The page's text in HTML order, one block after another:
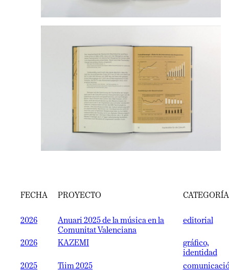
FECHA PROYECTO CATEGORÍA
2026
Anuari 2025 de la música en la
Comunitat Valenciana
editorial
2026 KAZEMI
gráfico,
identidad
2025
Tiim 2025